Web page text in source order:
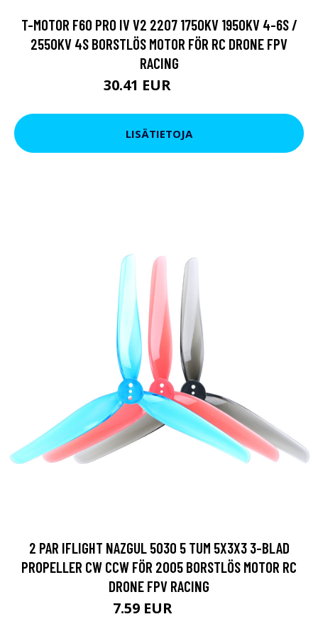
T-MOTOR F60 PRO IV V2 2207 1750KV 1950KV 4-6S /
2550KV 4S BORSTLÖS MOTOR FÖR RC DRONE FPV
RACING
30.41 EUR
LISÄTIETOJA
2 PAR IFLIGHT NAZGUL 5030 5 TUM 5X3X3 3-BLAD
PROPELLER CW CCW FÖR 2005 BORSTLÖS MOTOR RC
DRONE FPV RACING
7.59 EUR